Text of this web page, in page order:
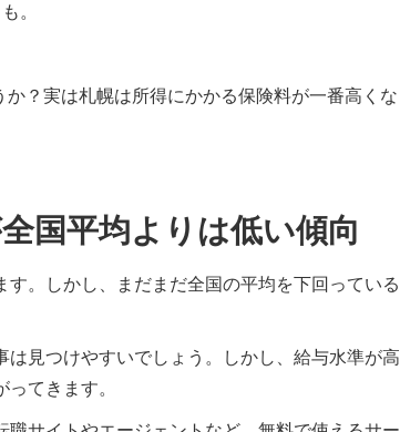
。
？実は札幌は所得にかかる保険料が一番高くな
国平均よりは低い傾向
。しかし、まだまだ全国の平均を下回っている
見つけやすいでしょう。しかし、給与水準が高
てきます。